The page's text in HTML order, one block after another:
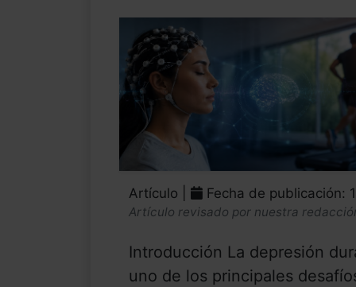
Artículo | Fecha de publicación:
Artículo revisado por nuestra
Introducción La depresión
uno de los principales